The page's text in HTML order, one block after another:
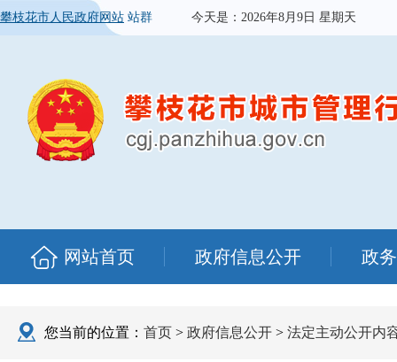
攀枝花市人民政府网站 站群 今天是： 2026年8月9日 星期天
网站首页 政府信息公开 政
您当前的位置： 首页 > 政府信息公开 > 法定主动公开内